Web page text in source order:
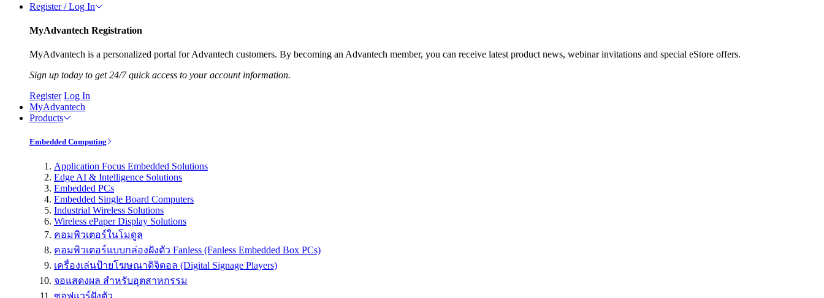
Register / Log In
MyAdvantech Registration
MyAdvantech is a personalized portal for Advantech customers. By becoming an Advantech member, you can receive latest product news, webinar invitations and special eStore offers.
Sign up today to get 24/7 quick access to your account information.
Register Log In
MyAdvantech
Products
Embedded Computing
Application Focus Embedded Solutions
Edge AI & Intelligence Solutions
Embedded PCs
Embedded Single Board Computers
Industrial Wireless Solutions
Wireless ePaper Display Solutions
คอมพิวเตอร์ในโมดูล
คอมพิวเตอร์แบบกล่องฝังตัว Fanless (Fanless Embedded Box PCs)
เครื่องเล่นป้ายโฆษณาดิจิตอล (Digital Signage Players)
จอแสดงผล สำหรับอุตสาหกรรม
ซอฟแวร์ฝังตัว